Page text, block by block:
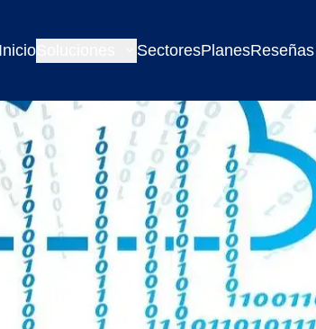
Inicio SectoresPlanesReseñas